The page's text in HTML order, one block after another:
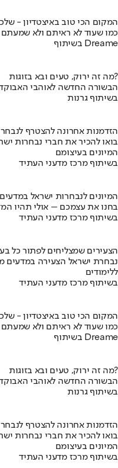
המקום הכי טוב באיצטדיון -
המונדיאל עם מסכי Dreame - כמו שעוד לא ראיתם ולא שמעתם
בשיתוף Dreame
מה זה ירוק, טעים ובא בזוגות?
הבשורה החדשה לאוהבי
בשיתוף גרנות
הזדמנות אחרונה להצטרף
בואו להכיר את חברי נבחרות
המיונים בעיצומם
בשיתוף מרכז מדעני העתיד
המיונים לנבחרות ישראל
בחנו את עצמכם – אולי תהיו
בשיתוף מרכז מדעני העתיד
הצעירים שמצליחים לפתור כל
נבחרת ישראל הצעירה במדעים
ללימודים
בשיתוף מרכז מדעני העתיד
המקום הכי טוב באיצטדיון -
המונדיאל עם מסכי Dreame - כמו שעוד לא ראיתם ולא שמעתם
בשיתוף Dreame
מה זה ירוק, טעים ובא בזוגות?
הבשורה החדשה לאוהבי
בשיתוף גרנות
הזדמנות אחרונה להצטרף
בואו להכיר את חברי נבחרות
המיונים בעיצומם
בשיתוף מרכז מדעני העתיד